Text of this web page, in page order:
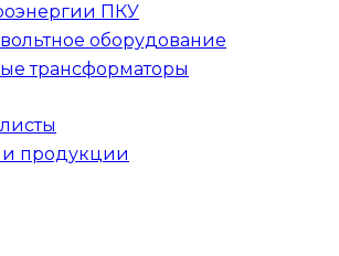
ПКУ
оборудование
трансформаторы
продукции